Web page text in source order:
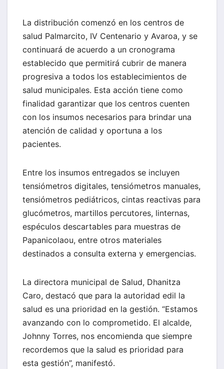
La distribución comenzó en los centros de
salud Palmarcito, IV Centenario y Avaroa, y se
continuará de acuerdo a un cronograma
establecido que permitirá cubrir de manera
progresiva a todos los establecimientos de
salud municipales. Esta acción tiene como
finalidad garantizar que los centros cuenten
con los insumos necesarios para brindar una
atención de calidad y oportuna a los
pacientes.
Entre los insumos entregados se incluyen
tensiómetros digitales, tensiómetros manuales,
tensiómetros pediátricos, cintas reactivas para
glucómetros, martillos percutores, linternas,
espéculos descartables para muestras de
Papanicolaou, entre otros materiales
destinados a consulta externa y emergencias.
La directora municipal de Salud, Dhanitza
Caro, destacó que para la autoridad edil la
salud es una prioridad en la gestión. “Estamos
avanzando con lo comprometido. El alcalde,
Johnny Torres, nos encomienda que siempre
recordemos que la salud es prioridad para
esta gestión”, manifestó.